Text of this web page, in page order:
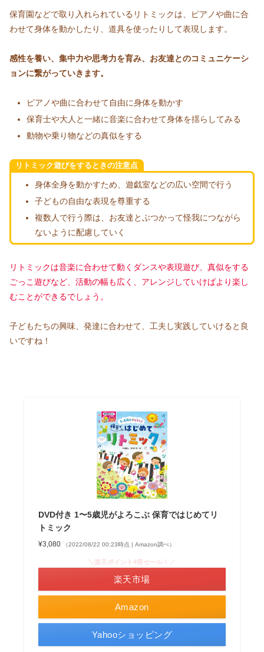
保育園などで取り入れられているリトミックは、ピアノや曲に合
わせて身体を動かしたり、道具を使ったりして表現します。
感性を養い、集中力や思考力を育み、お友達とのコミュニケーシ
ョンに繋がっていきます。
ピアノや曲に合わせて自由に身体を動かす
保育士や大人と一緒に音楽に合わせて身体を揺らしてみる
動物や乗り物などの真似をする
リトミック遊びをするときの注意点
身体全身を動かすため、遊戯室などの広い空間で行う
子どもの自由な表現を尊重する
複数人で行う際は、お友達とぶつかって怪我につながら
ないように配慮していく
リトミックは音楽に合わせて動くダンスや表現遊び、真似をする
ごっこ遊びなど、活動の幅も広く、アレンジしていけばより楽し
むことができるでしょう。
子どもたちの興味、発達に合わせて、工夫し実践していけると良
いですね！
DVD付き 1〜5歳児がよろこぶ 保育ではじめてリ
トミック
¥3,080 （2022/08/22 00:23時点 | Amazon調べ）
Amazon
＼楽天ポイント4倍セール！／
楽天市場
Yahooショッピング